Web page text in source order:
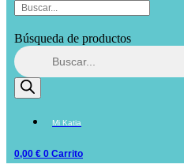
Búsqueda de productos
Mi Katia
0,00 € 0 Carrito